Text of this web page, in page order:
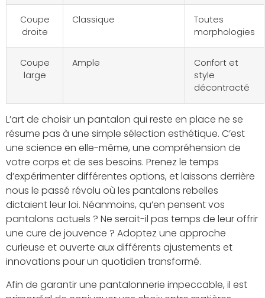
Coupe
droite
Classique
Toutes
morphologies
Coupe
large
Ample
Confort et
style
décontracté
L’art de choisir un pantalon qui reste en place ne se
résume pas à une simple sélection esthétique. C’est
une science en elle-même, une compréhension de
votre corps et de ses besoins. Prenez le temps
d’expérimenter différentes options, et laissons derrière
nous le passé révolu où les pantalons rebelles
dictaient leur loi. Néanmoins, qu’en pensent vos
pantalons actuels ? Ne serait-il pas temps de leur offrir
une cure de jouvence ? Adoptez une approche
curieuse et ouverte aux différents ajustements et
innovations pour un quotidien transformé.
Afin de garantir une pantalonnerie impeccable, il est